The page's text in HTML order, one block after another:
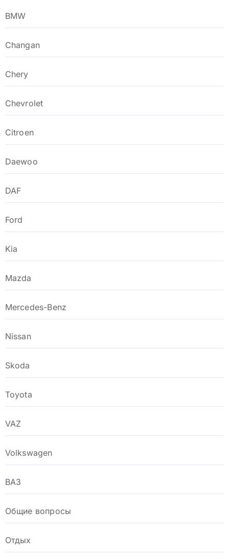
BMW
Changan
Chery
Chevrolet
Citroen
Daewoo
DAF
Ford
Kia
Mazda
Mercedes-Benz
Nissan
Skoda
Toyota
VAZ
Volkswagen
ВАЗ
Общие вопросы
Отдых